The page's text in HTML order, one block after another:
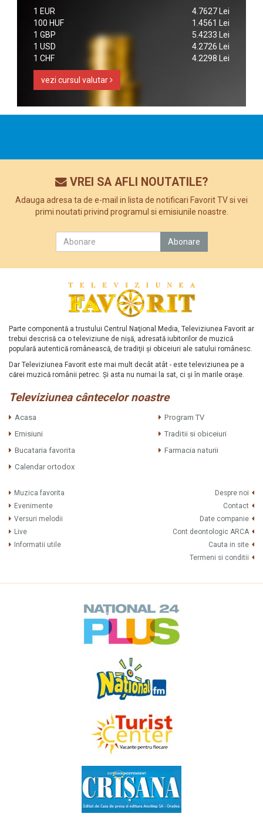
1 EUR
4.7627 Lei
100 HUF
1.4561 Lei
1 GBP
5.4233 Lei
1 USD
4.2726 Lei
1 CHF
4.2298 Lei
vezi cursul valutar
VREI SA AFLI NOUTATILE?
Adauga adresa ta de e-mail in lista de notificari Favorit TV si vei
primi noutati privind programul si emisiunile noastre.
Parte componentă a trustului Centrul Naţional Media, Televiziunea Favorit ar
trebui descrisă ca o televiziune de nişă, adresată iubitorilor de muzică
populară autentică românească, de tradiţii şi obiceiuri ale satului românesc.
Dar Televiziunea Favorit este mai mult decât atât - este televiziunea pe a
cărei muzică românii petrec. Şi asta nu numai la sat, ci şi în marile oraşe.
Televiziunea cântecelor noastre
Acasa
Program TV
Emisiuni
Traditii si obiceiuri
Bucataria favorita
Farmacia naturii
Calendar ortodox
Muzica favorita
Evenimente
Versuri melodii
Live
Informatii utile
Despre noi
Contact
Date companie
Cont deontologic ARCA
Cauta in site
Termeni si conditii